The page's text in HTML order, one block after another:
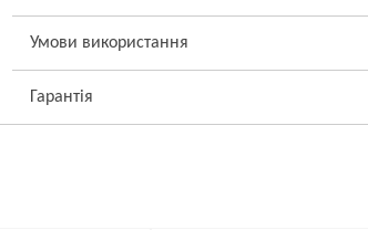
Умови використання
Гарантія